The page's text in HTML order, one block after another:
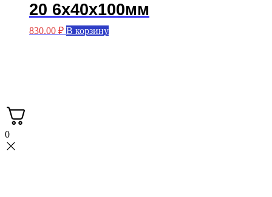
20 6х40х100мм
830.00 ₽ В корзину
0